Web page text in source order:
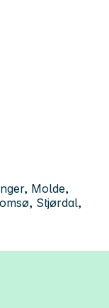
Molde,
Stjørdal,